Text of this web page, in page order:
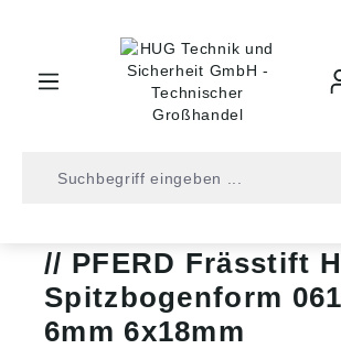
PFERD Frässtift
Spitzbogenform
6mm 6x18mm